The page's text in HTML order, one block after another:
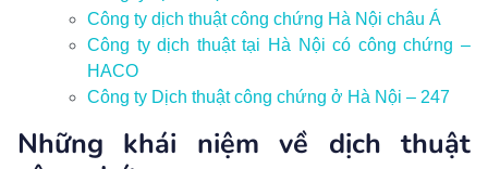
Công ty dịch thuật công chứng Hà Nội châu Á
Công ty dịch thuật tại Hà Nội có công chứng –
HACO
Công ty Dịch thuật công chứng ở Hà Nội – 247
Những khái niệm về dịch thuật